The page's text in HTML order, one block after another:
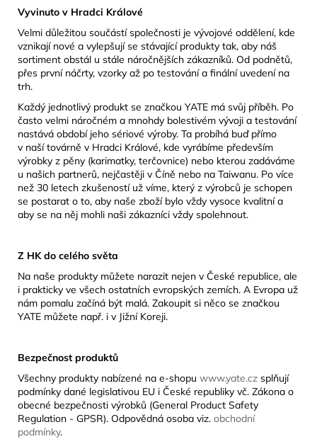
Vyvinuto v Hradci Králové
Velmi důležitou součástí společnosti je vývojové oddělení, kde
vznikají nové a vylepšují se stávající produkty tak, aby náš
sortiment obstál u stále náročnějších zákazníků. Od podnětů,
přes první náčrty, vzorky až po testování a finální uvedení na
trh.
Každý jednotlivý produkt se značkou YATE má svůj příběh. Po
často velmi náročném a mnohdy bolestivém vývoji a testování
nastává období jeho sériové výroby. Ta probíhá buď přímo
v naší továrně v Hradci Králové, kde vyrábíme především
výrobky z pěny (karimatky, terčovnice) nebo kterou zadáváme
u našich partnerů, nejčastěji v Číně nebo na Taiwanu. Po více
než 30 letech zkušeností už víme, který z výrobců je schopen
se postarat o to, aby naše zboží bylo vždy vysoce kvalitní a
aby se na něj mohli naši zákazníci vždy spolehnout.
Z HK do celého světa
Na naše produkty můžete narazit nejen v České republice, ale
i prakticky ve všech ostatních evropských zemích. A Evropa už
nám pomalu začíná být malá. Zakoupit si něco se značkou
YATE můžete např. i v Jižní Koreji.
Bezpečnost produktů
Všechny produkty nabízené na e-shopu www.yate.cz splňují
podmínky dané legislativou EU i České republiky vč. Zákona o
obecné bezpečnosti výrobků (General Product Safety
Regulation - GPSR). Odpovědná osoba viz. obchodní
podmínky.